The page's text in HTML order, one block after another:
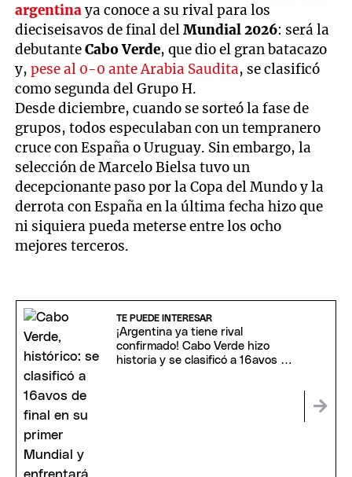
argentinaya conoce a su rival para los
dieciseisavos de final delMundial 2026: será la
debutanteCabo Verde, que dio el gran batacazo
y,pese al 0-0 ante Arabia Saudita, se clasificó
como segunda del Grupo H.
Desde diciembre, cuando se sorteó la fase de
grupos, todos especulaban con un tempranero
cruce con España o Uruguay. Sin embargo, la
selección de Marcelo Bielsa tuvo un
decepcionante paso por la Copa del Mundo y la
derrota con España en la última fecha hizo que
ni siquiera pueda meterse entre los ocho
mejores terceros.
TE PUEDE INTERESAR
¡Argentina ya tiene rival
confirmado! Cabo Verde hizo
historia y se clasificó a 16avos de